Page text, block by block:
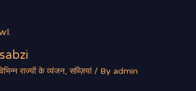
राज्यों के व्यंजन, सब्ज़ियां/ By admin